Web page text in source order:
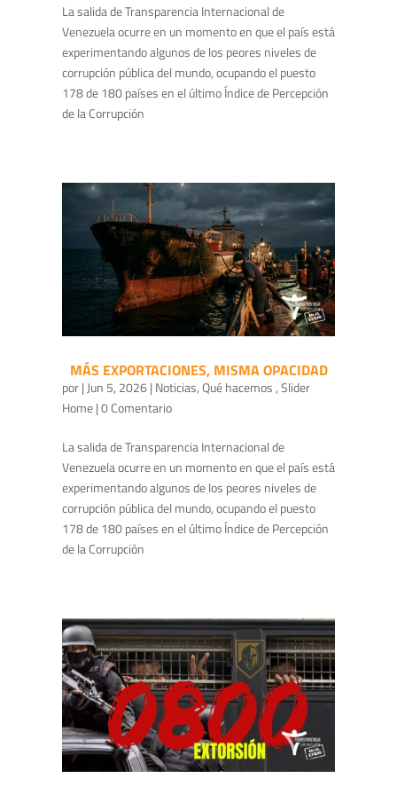
La salida de Transparencia Internacional de
Venezuela ocurre en un momento en que el país está
experimentando algunos de los peores niveles de
corrupción pública del mundo, ocupando el puesto
178 de 180 países en el último Índice de Percepción
de la Corrupción
MÁS EXPORTACIONES, MISMA OPACIDAD
por| Jun 5, 2026| Noticias,Qué hacemos ,Slider
Home| 0 Comentario
La salida de Transparencia Internacional de
Venezuela ocurre en un momento en que el país está
experimentando algunos de los peores niveles de
corrupción pública del mundo, ocupando el puesto
178 de 180 países en el último Índice de Percepción
de la Corrupción